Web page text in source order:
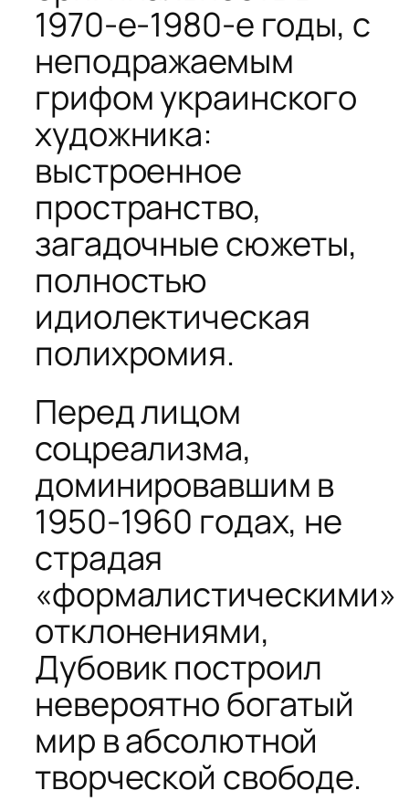
1970-е-1980-е годы, с
неподражаемым
грифом украинского
художника:
выстроенное
пространство,
загадочные сюжеты,
полностью
идиолектическая
полихромия.
Перед лицом
соцреализма,
доминировавшим в
1950-1960 годах, не
страдая
«формалистическими»
отклонениями,
Дубовик построил
невероятно богатый
мир в абсолютной
творческой свободе.